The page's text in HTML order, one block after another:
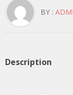
BY :
Description